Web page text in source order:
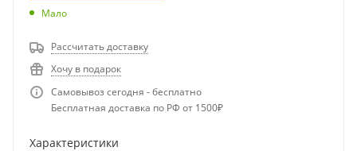
Мало
Рассчитать доставку
Хочу в подарок
Самовывоз сегодня - бесплатно
Бесплатная доставка по РФ от 1500₽
Характеристики